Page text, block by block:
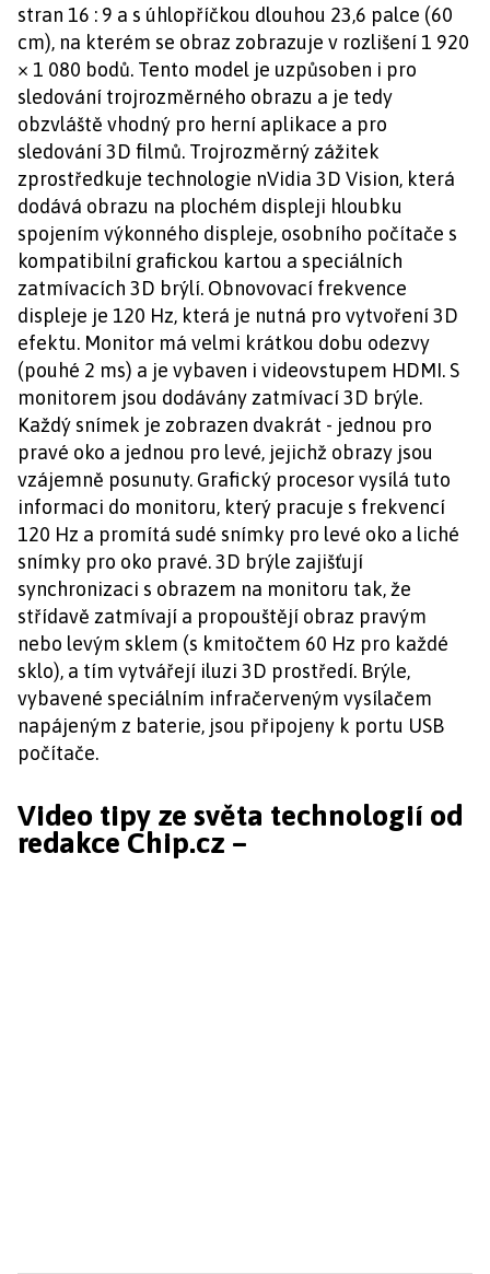
stran 16 : 9 a s úhlopříčkou dlouhou 23,6 palce (60
cm), na kterém se obraz zobrazuje v rozlišení 1 920
× 1 080 bodů. Tento model je uzpůsoben i pro
sledování trojrozměrného obrazu a je tedy
obzvláště vhodný pro herní aplikace a pro
sledování 3D filmů. Trojrozměrný zážitek
zprostředkuje technologie nVidia 3D Vision, která
dodává obrazu na plochém displeji hloubku
spojením výkonného displeje, osobního počítače s
kompatibilní grafickou kartou a speciálních
zatmívacích 3D brýlí. Obnovovací frekvence
displeje je 120 Hz, která je nutná pro vytvoření 3D
efektu. Monitor má velmi krátkou dobu odezvy
(pouhé 2 ms) a je vybaven i videovstupem HDMI. S
monitorem jsou dodávány zatmívací 3D brýle.
Každý snímek je zobrazen dvakrát - jednou pro
pravé oko a jednou pro levé, jejichž obrazy jsou
vzájemně posunuty. Grafický procesor vysílá tuto
informaci do monitoru, který pracuje s frekvencí
120 Hz a promítá sudé snímky pro levé oko a liché
snímky pro oko pravé. 3D brýle zajišťují
synchronizaci s obrazem na monitoru tak, že
střídavě zatmívají a propouštějí obraz pravým
nebo levým sklem (s kmitočtem 60 Hz pro každé
sklo), a tím vytvářejí iluzi 3D prostředí. Brýle,
vybavené speciálním infračerveným vysílačem
napájeným z baterie, jsou připojeny k portu USB
počítače.
Video tipy ze světa technologií od
redakce Chip.cz –